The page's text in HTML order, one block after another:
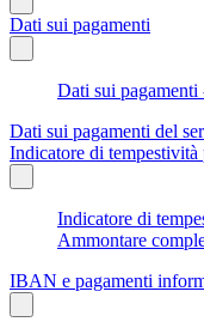
Dati sui pagamenti
Dati sui
Dati sui pagamenti del
Indicatore di tempestività
Indicatore di
Ammontare
IBAN e pagamenti